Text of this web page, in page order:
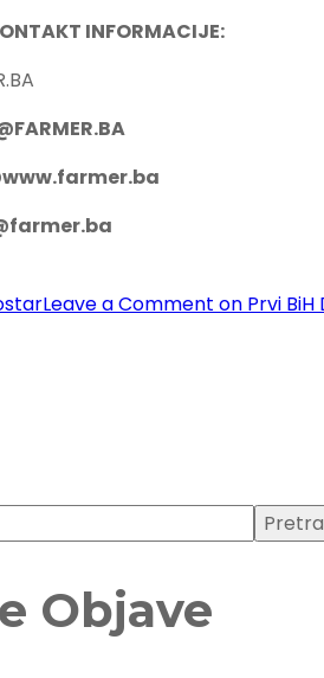
INFORMACIJE:
Leave a Comment on Prvi
Objave